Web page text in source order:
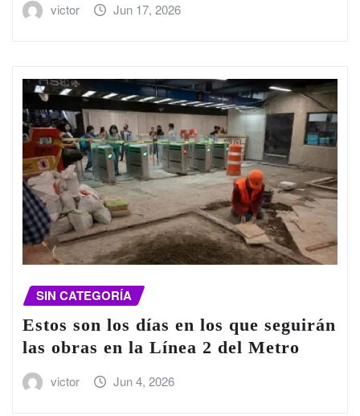
victor Jun 17, 2026
SIN CATEGORÍA
Estos son los días en los que seguirán
las obras en la Línea 2 del Metro
victor Jun 4, 2026